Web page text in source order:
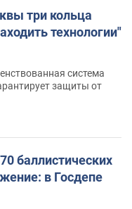
три кольца
технологии"
система
защиты от
баллистических
в Госдепе